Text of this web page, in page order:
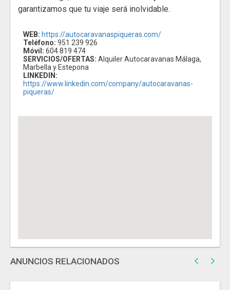
garantizamos que tu viaje será inolvidable.
WEB: https://autocaravanaspiqueras.com/
Teléfono: 951 239 926
Móvil: 604 819 474
SERVICIOS/OFERTAS: Alquiler Autocaravanas Málaga,
Marbella y Estepona
LINKEDIN:
https://www.linkedin.com/company/autocaravanas-
piqueras/
ANUNCIOS RELACIONADOS